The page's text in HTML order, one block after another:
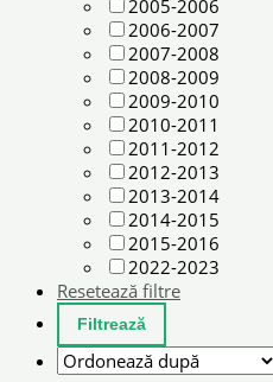
2005-2006
2006-2007
2007-2008
2008-2009
2009-2010
2010-2011
2011-2012
2012-2013
2013-2014
2014-2015
2015-2016
2022-2023
Resetează filtre